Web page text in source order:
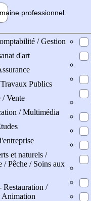
professionnel
/ Gestion
d'art
Publics
/ Vente
/ Multimédia
et naturels /
/ Pêche / Soins aux
Restauration /
Animation